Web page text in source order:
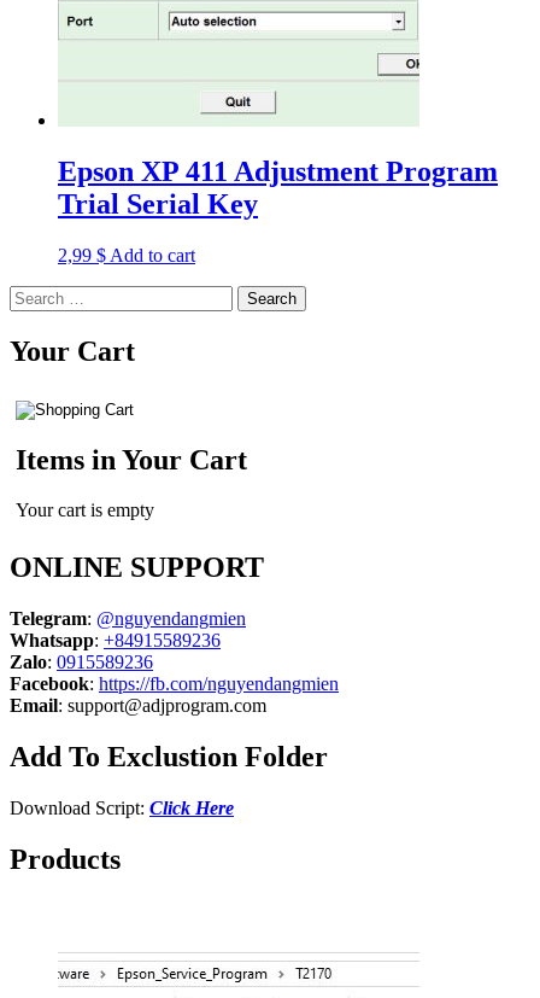
Epson XP 411 Adjustment Program
Trial Serial Key
2,99 $ Add to cart
Search
for:
Your Cart
Items in Your Cart
Your cart is empty
ONLINE SUPPORT
Telegram: @nguyendangmien
Whatsapp: +84915589236
Zalo: 0915589236
Facebook: https://fb.com/nguyendangmien
Email: support@adjprogram.com
Add To Exclustion Folder
Download Script: Click Here
Products